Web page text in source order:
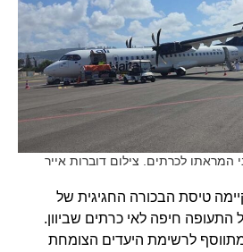
המראתו לכרתים. צילום דוברות אייר
20.05.26) התקיימה טיסת הבכורה החגיגית של
חיפה לאי כרתים שביוון.
לרשימת היעדים הצומחת